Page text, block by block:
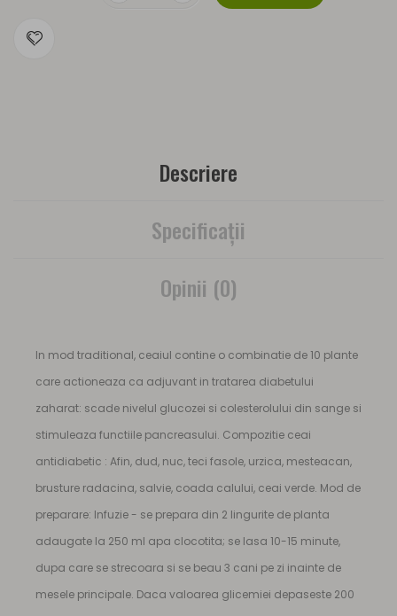
Descriere
Specificaţii
Opinii (0)
In mod traditional, ceaiul contine o combinatie de 10 plante
care actioneaza ca adjuvant in tratarea diabetului
zaharat: scade nivelul glucozei si colesterolului din sange si
stimuleaza functiile pancreasului. Compozitie ceai
antidiabetic : Afin, dud, nuc, teci fasole, urzica, mesteacan,
brusture radacina, salvie, coada calului, ceai verde. Mod de
preparare: Infuzie - se prepara din 2 lingurite de planta
adaugate la 250 ml apa clocotita; se lasa 10-15 minute,
dupa care se strecoara si se beau 3 cani pe zi inainte de
mesele principale. Daca valoarea glicemiei depaseste 200